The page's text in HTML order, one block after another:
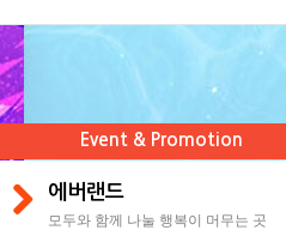
Event & Promotion
에버랜드
모두와 함께 나눌 행복이 머무는 곳